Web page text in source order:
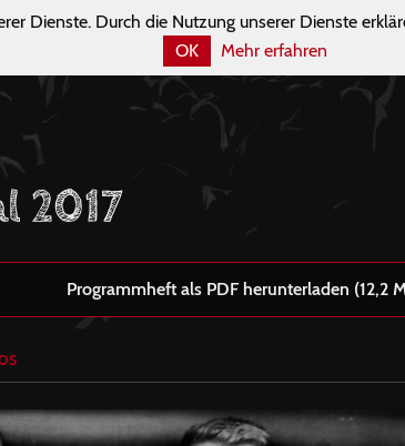
Dienste. Durch die Nutzung unserer Dienste
OK
Mehr erfahren
2017
Programmheft als PDF herunterladen (12,2